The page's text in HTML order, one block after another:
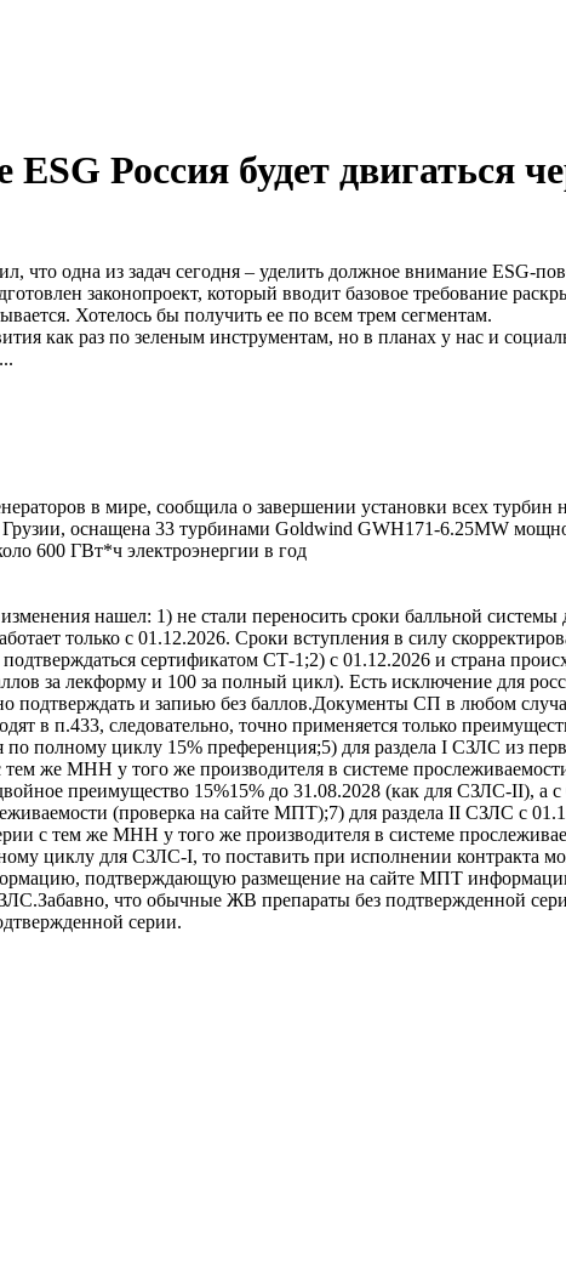
Россия будет двигаться
что одна из задач сегодня – уделить должное внимание ESG-
законопроект, который вводит базовое требование
Хотелось бы получить ее по всем трем сегментам.
как раз по зеленым инструментам, но в планах у нас и
в мире, сообщила о завершении установки всех турбин
оснащена 33 турбинами Goldwind GWH171-6.25MW
600 ГВт*ч электроэнергии в год
нашел: 1) не стали переносить сроки балльной
только с 01.12.2026. Cроки вступления в силу
сертификатом СТ-1;2) с 01.12.2026 и страна
за лекформу и 100 за полный цикл). Есть исключение для
подтверждать и запиью без баллов.Документы СП в любом
в п.433, следовательно, точно применяется только
полному циклу 15% преференция;5) для раздела I СЗЛС из
же МНН у того же производителя в системе
преимущество 15%15% до 31.08.2028 (как для СЗЛС-II), а
(проверка на сайте МПТ);7) для раздела II СЗЛС c
с тем же МНН у того же производителя в системе
циклу для СЗЛС-I, то поставить при исполнении контракта
подтверждающую размещение на сайте МПТ информации
что обычные ЖВ препараты без подтвержденной
серии.